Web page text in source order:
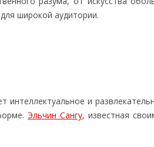
широкой аудитории.
интеллектуальное и
Эльчин Сангу, известная